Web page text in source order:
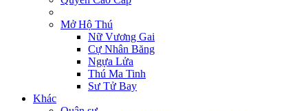
Mở Hộ Thú
Nữ Vương Gai
Cự Nhân Băng
Ngựa Lửa
Thú Ma Tinh
Sư Tử Bay
Khác